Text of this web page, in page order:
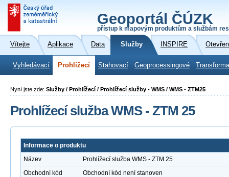
Geoportál ČÚZK
přístup k mapovým produktům a službám
Vítejte Aplikace Data Služby INSPIRE
Vyhledávací Prohlížecí Stahovací Geoprocessingové
Nyní jste zde: Služby / Prohlížecí / Prohlížecí služby - WMS / WMS - ZTM25
Prohlížecí služba WMS - ZTM 25
Informace o produktu
Název
Prohlížecí služba WMS - ZTM 25
Obchodní kód
Obchodní kód není stanoven